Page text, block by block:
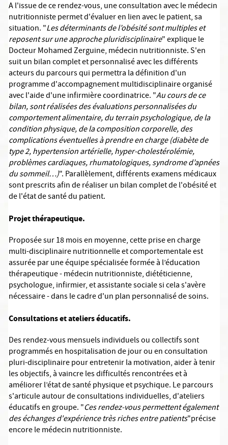
A l'issue de ce rendez-vous, une consultation avec le médecin
nutritionniste permet d'évaluer en lien avec le patient, sa
situation. "Les déterminants de l’obésité sont multiples et
reposent sur une approche pluridisciplinaire" explique le
Docteur Mohamed Zerguine, médecin nutritionniste. S'en
suit un bilan complet et personnalisé avec les différents
acteurs du parcours qui permettra la définition d'un
programme d'accompagnement multidisciplinaire organisé
avec l'aide d'une infirmière coordinatrice. "Au cours de ce
bilan, sont réalisées des évaluations personnalisées du
comportement alimentaire, du terrain psychologique, de la
condition physique, de la composition corporelle, des
complications éventuelles à prendre en charge (diabète de
type 2, hypertension artérielle, hyper-cholestérolémie,
problèmes cardiaques, rhumatologiques, syndrome d’apnées
du sommeil…)". Parallèlement, différents examens médicaux
sont prescrits afin de réaliser un bilan complet de l'obésité et
de l'état de santé du patient.
Projet thérapeutique.
Proposée sur 18 mois en moyenne, cette prise en charge
multi-disciplinaire nutritionnelle et comportementale est
assurée par une équipe spécialisée formée à l’éducation
thérapeutique - médecin nutritionniste, diététicienne,
psychologue, infirmier, et assistante sociale si cela s'avère
nécessaire - dans le cadre d'un plan personnalisé de soins.
Consultations et ateliers éducatifs.
Des rendez-vous mensuels individuels ou collectifs sont
programmés en hospitalisation de jour ou en consultation
pluri-disciplinaire pour entretenir la motivation, aider à tenir
les objectifs, à vaincre les difficultés rencontrées et à
améliorer l’état de santé physique et psychique. Le parcours
s'articule autour de consultations individuelles, d'ateliers
éducatifs en groupe. "Ces rendez-vous permettent également
des échanges d'expérience très riches entre patients"précise
encore le médecin nutritionniste.